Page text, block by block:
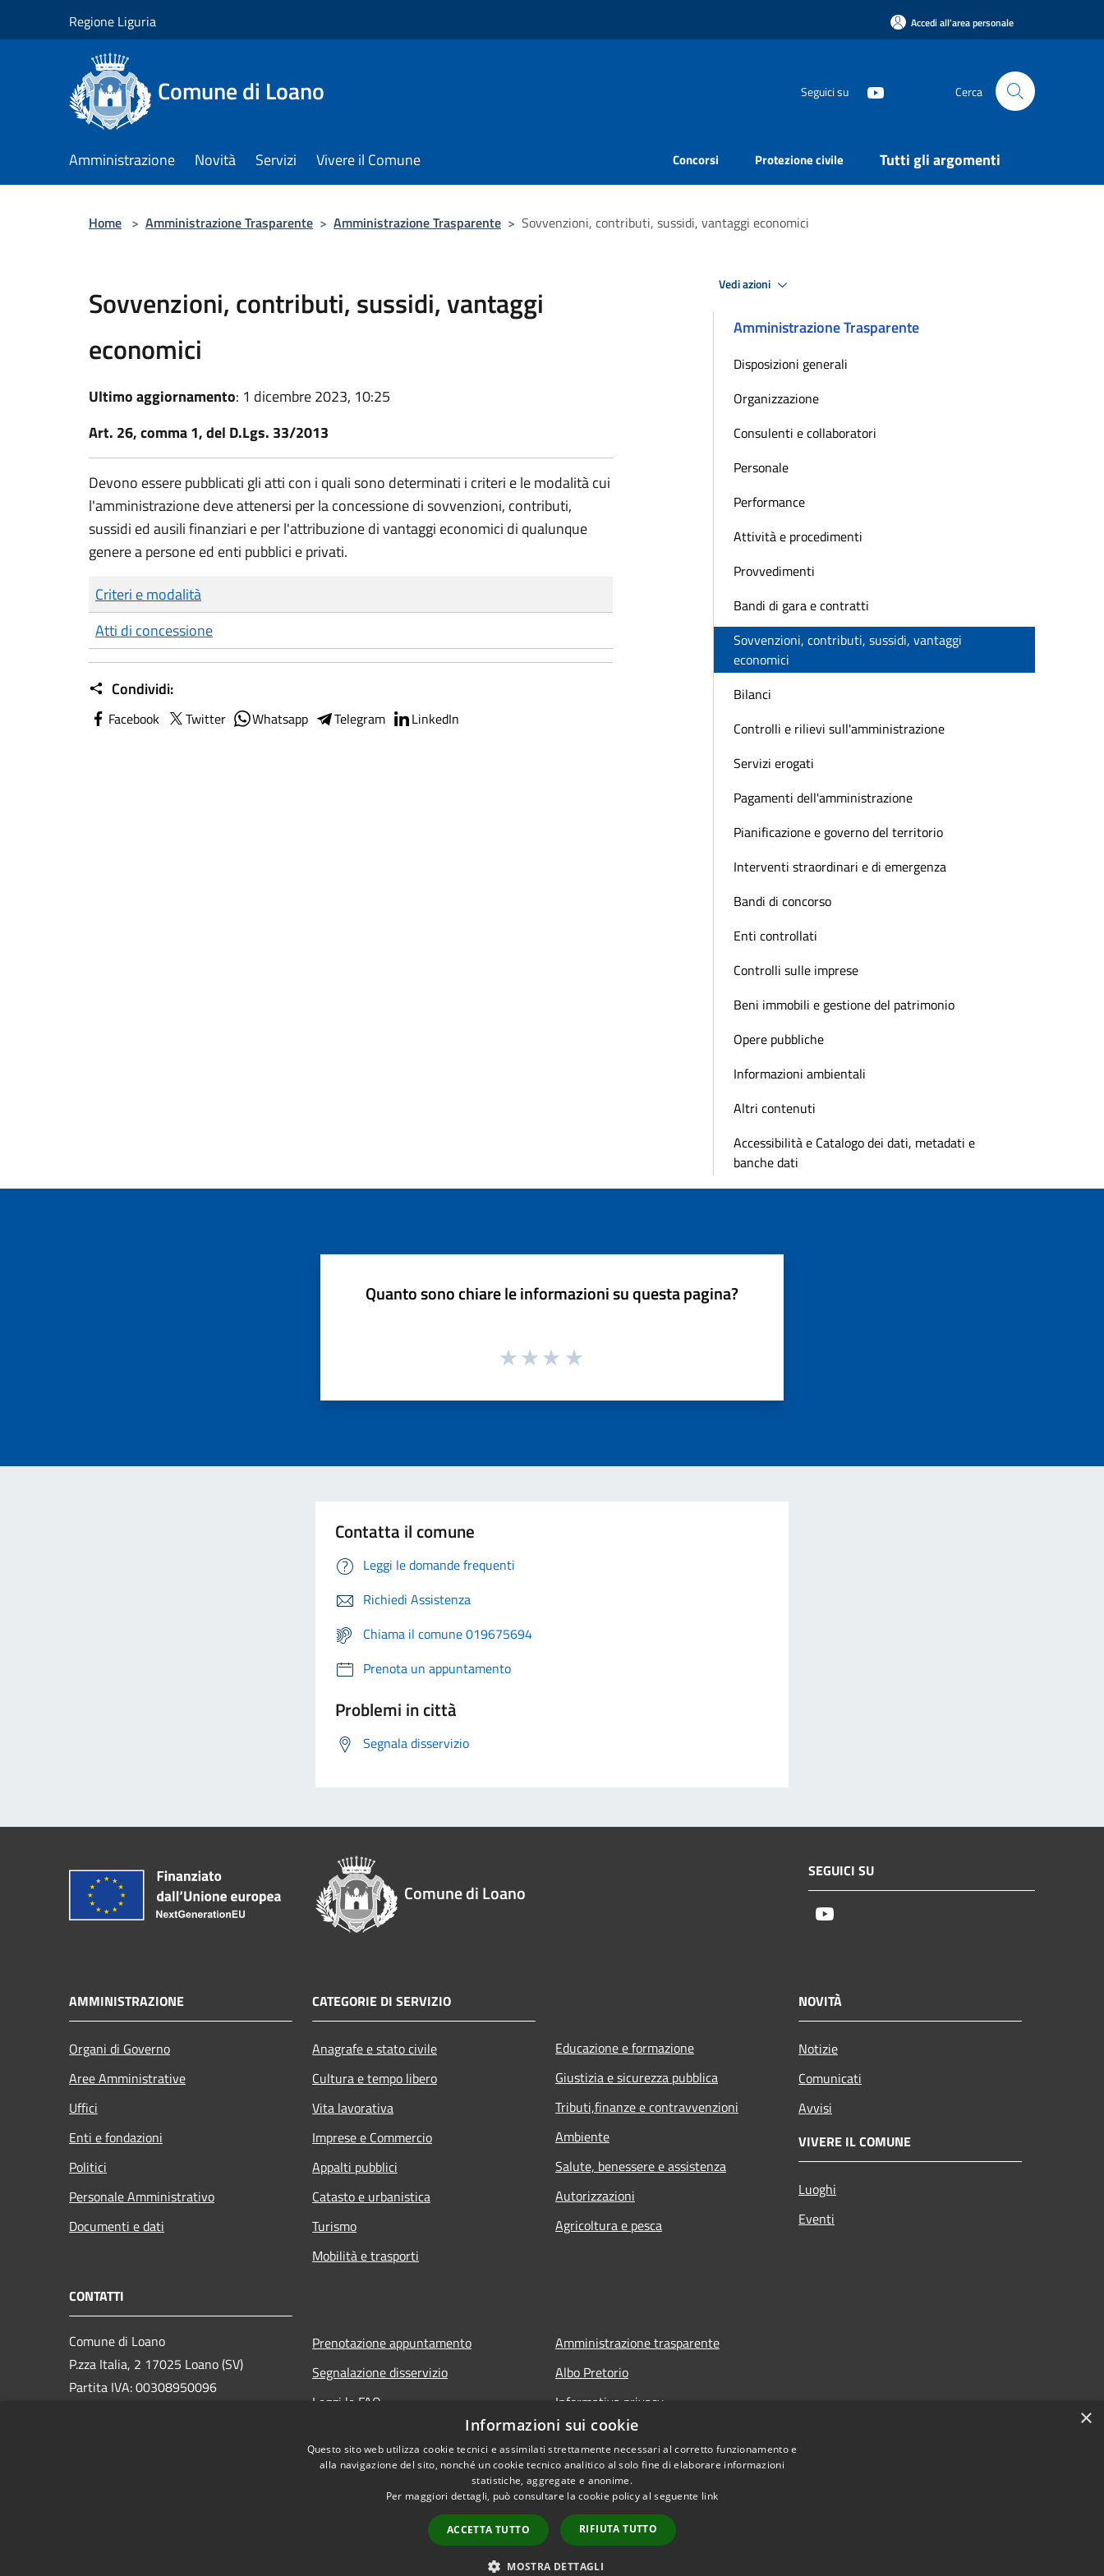
Regione Liguria Accedi all'area personale
Comune di Loano Seguici su Cerca
Amministrazione Novità Servizi Vivere il Comune Concorsi Protezione civile Tutti gli argomenti
Home > Amministrazione Trasparente > Amministrazione Trasparente > Sovvenzioni, contributi, sussidi, vantaggi economici
Sovvenzioni, contributi, sussidi, vantaggi
economici
Ultimo aggiornamento: 1 dicembre 2023, 10:25
Art. 26, comma 1, del D.Lgs. 33/2013
Devono essere pubblicati gli atti con i quali sono determinati i criteri e le modalità cui
l'amministrazione deve attenersi per la concessione di sovvenzioni, contributi,
sussidi ed ausili finanziari e per l'attribuzione di vantaggi economici di qualunque
genere a persone ed enti pubblici e privati.
Criteri e modalità
Atti di concessione
Condividi:
Facebook Twitter Whatsapp Telegram LinkedIn
Vedi azioni
Amministrazione Trasparente
Disposizioni generali
Organizzazione
Consulenti e collaboratori
Personale
Performance
Attività e procedimenti
Provvedimenti
Bandi di gara e contratti
Sovvenzioni, contributi, sussidi, vantaggi
economici
Bilanci
Controlli e rilievi sull'amministrazione
Servizi erogati
Pagamenti dell'amministrazione
Pianificazione e governo del territorio
Interventi straordinari e di emergenza
Bandi di concorso
Enti controllati
Controlli sulle imprese
Beni immobili e gestione del patrimonio
Opere pubbliche
Informazioni ambientali
Altri contenuti
Accessibilità e Catalogo dei dati, metadati e
banche dati
Quanto sono chiare le informazioni su questa pagina?
Contatta il comune
Leggi le domande frequenti
Richiedi Assistenza
Chiama il comune 019675694
Prenota un appuntamento
Problemi in città
Segnala disservizio
Comune di Loano
SEGUICI SU
AMMINISTRAZIONE
Organi di Governo
Aree Amministrative
Uffici
Enti e fondazioni
Politici
Personale Amministrativo
Documenti e dati
CATEGORIE DI SERVIZIO
Anagrafe e stato civile
Cultura e tempo libero
Vita lavorativa
Imprese e Commercio
Appalti pubblici
Catasto e urbanistica
Turismo
Mobilità e trasporti
Educazione e formazione
Giustizia e sicurezza pubblica
Tributi,finanze e contravvenzioni
Ambiente
Salute, benessere e assistenza
Autorizzazioni
Agricoltura e pesca
NOVITÀ
Notizie
Comunicati
Avvisi
VIVERE IL COMUNE
Luoghi
Eventi
CONTATTI
Comune di Loano
P.zza Italia, 2 17025 Loano (SV)
Partita IVA: 00308950096
Prenotazione appuntamento
Segnalazione disservizio
Leggi le FAQ
Amministrazione trasparente
Albo Pretorio
Informativa privacy
Note legali
Dichiarazione di accessibilità
Copyright © 2026 • Comune di Loano • Powered by
×
Informazioni sui cookie
Questo sito web utilizza cookie tecnici e assimilati strettamente necessari al corretto funzionamento e
alla navigazione del sito, nonché un cookie tecnico analitico al solo fine di elaborare informazioni
statistiche, aggregate e anonime.
Per maggiori dettagli, può consultare la cookie policy al seguente link
ACCETTA TUTTO RIFIUTA TUTTO
MOSTRA DETTAGLI